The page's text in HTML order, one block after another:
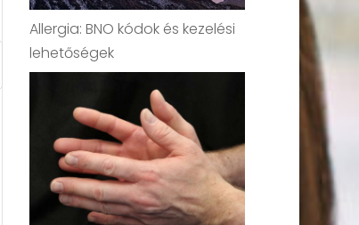
Allergia: BNO kódok és kezelési
lehetőségek